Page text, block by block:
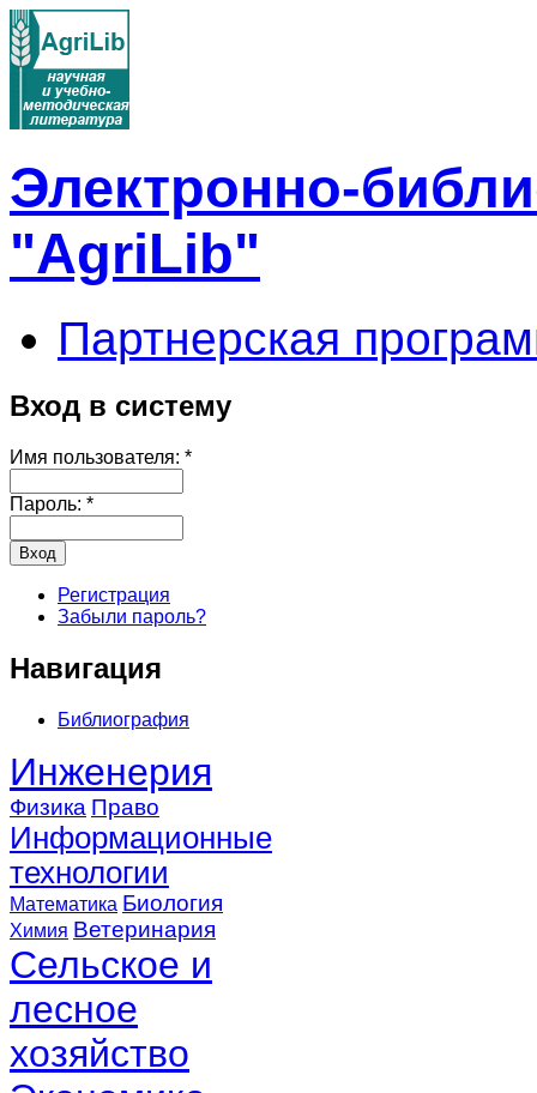
Электронно-
"AgriLib"
Партнерская
Вход в систему
Имя пользователя: *
Пароль: *
Регистрация
Забыли пароль?
Навигация
Библиография
Инженерия
Физика Право
Информационные
технологии
Математика Биология
Химия Ветеринария
Сельское и
лесное
хозяйство